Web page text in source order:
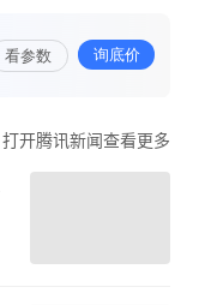
打开腾讯新闻查看更多